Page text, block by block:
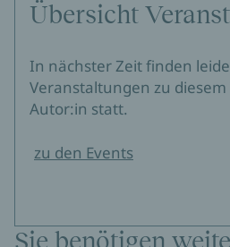
Übersicht
In nächster Zeit finden
Veranstaltungen zu
Autor:in statt.
zu den Events
Sie benötigen